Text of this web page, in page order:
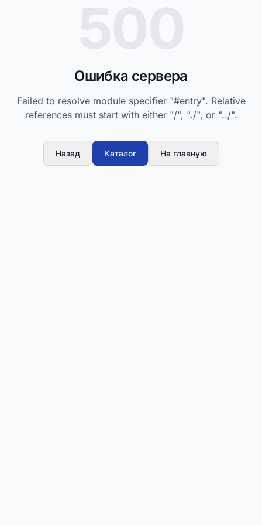
Ошибка сервера
Failed to resolve module specifier "#entry". Relative
references must start with either "/", "./", or "../".
Назад Каталог На главную